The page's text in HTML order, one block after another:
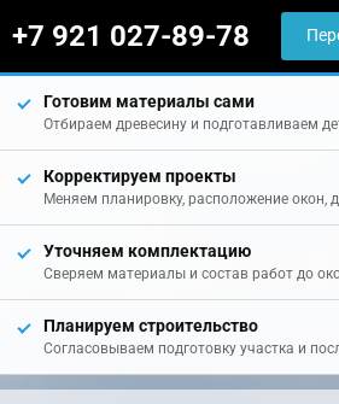
+7 921 027-89-78
Готовим материалы сами
Отбираем древесину и подготавливаем
Корректируем проекты
Меняем планировку, расположение окон,
Уточняем комплектацию
Сверяем материалы и состав работ до
Планируем строительство
Согласовываем подготовку участка и